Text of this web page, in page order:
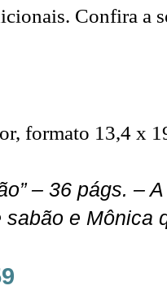
Confira a
formato 13,4 x
– 36 págs. –
e Mônica